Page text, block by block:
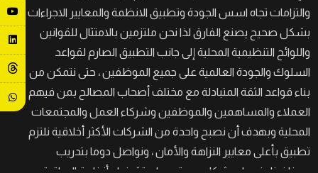
والتزامات تجاه اسس الجودة وتطبيق الانظمة والمعايير الاجراءات
بشكل صحيح يصنع الفارق لذا نحن ملتزمين بالامتثال للقوانين
واللوائح التنظيمية المحلية إلى جانب التطبيق الصارم لقواعد
السلوك والجودة العالمية على جميع الموظفين ، حتى نتمكن من
بناء قواعد الثقة المتبادلة مع مختلف أصحاب المصالح بمن فيهم
العملاء والمساهمين والموظفين وشركاء العمل والمجتمعات
المحلية وبهدف أن نصبح واحدة من الشركات الأكثر أخلاقية نلتزم
تطبيق بأعلى معايير النزاهة والأمان ، ونواصل دوما بتدريب